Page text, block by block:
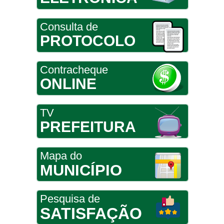
Consulta de
PROTOCOLO
Contracheque
ONLINE
TV
PREFEITURA
Mapa do
MUNICÍPIO
Pesquisa de
SATISFAÇÃO